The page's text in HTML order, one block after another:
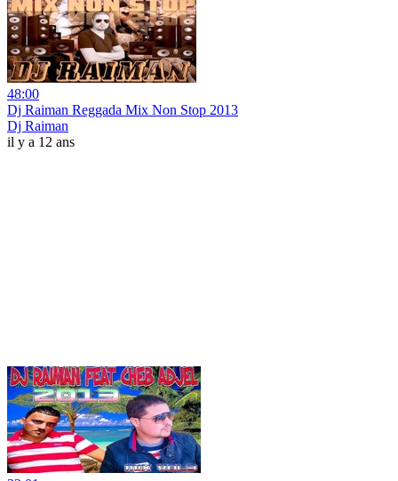
48:00
Dj Raiman Reggada Mix Non Stop 2013
Dj Raiman
il y a 12 ans